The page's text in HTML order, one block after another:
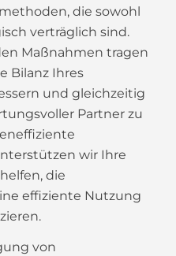
die sowohl
verträglich sind.
Maßnahmen tragen
Bilanz Ihres
und gleichzeitig
Partner zu
wir Ihre
die
effiziente Nutzung
von